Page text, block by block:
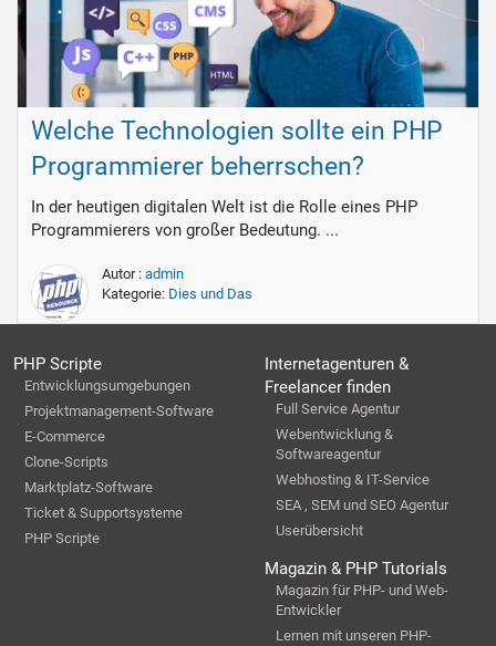
Welche Technologien sollte ein PHP
Programmierer beherrschen?
In der heutigen digitalen Welt ist die Rolle eines PHP
Programmierers von großer Bedeutung. ...
Autor : admin
Kategorie: Dies und Das
PHP Scripte
Entwicklungsumgebungen
Projektmanagement-Software
E-Commerce
Clone-Scripts
Marktplatz-Software
Ticket & Supportsysteme
PHP Scripte
Internetagenturen &
Freelancer finden
Full Service Agentur
Webentwicklung &
Softwareagentur
Webhosting & IT-Service
SEA , SEM und SEO Agentur
Userübersicht
Magazin & PHP Tutorials
Magazin für PHP- und Web-
Entwickler
Lernen mit unseren PHP-